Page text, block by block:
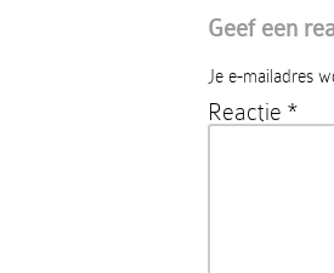
Geef een
Je e-mailadres
Reactie *